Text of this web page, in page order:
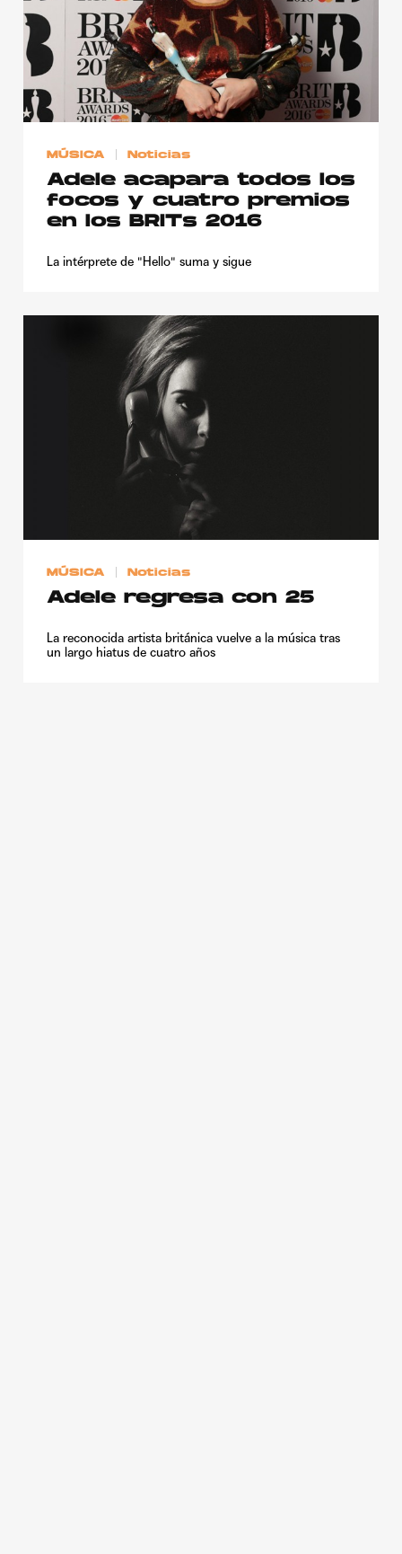
MÚSICA Noticias
Adele acapara todos los
focos y cuatro premios
en los BRITs 2016
La intérprete de "Hello" suma y sigue
MÚSICA Noticias
Adele regresa con 25
La reconocida artista británica vuelve a la música tras
un largo hiatus de cuatro años